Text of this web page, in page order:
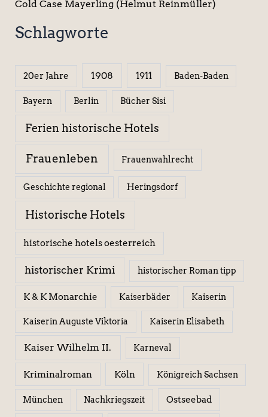
Cold Case Mayerling (Helmut Reinmüller)
Schlagworte
20er Jahre 1908 1911 Baden-Baden
Bayern Berlin Bücher Sisi
Ferien historische Hotels
Frauenleben Frauenwahlrecht
Geschichte regional Heringsdorf
Historische Hotels
historische hotels oesterreich
historischer Krimi historischer Roman tipp
K & K Monarchie Kaiserbäder Kaiserin
Kaiserin Auguste Viktoria Kaiserin Elisabeth
Kaiser Wilhelm II. Karneval
Kriminalroman Köln Königreich Sachsen
München Nachkriegszeit Ostseebad